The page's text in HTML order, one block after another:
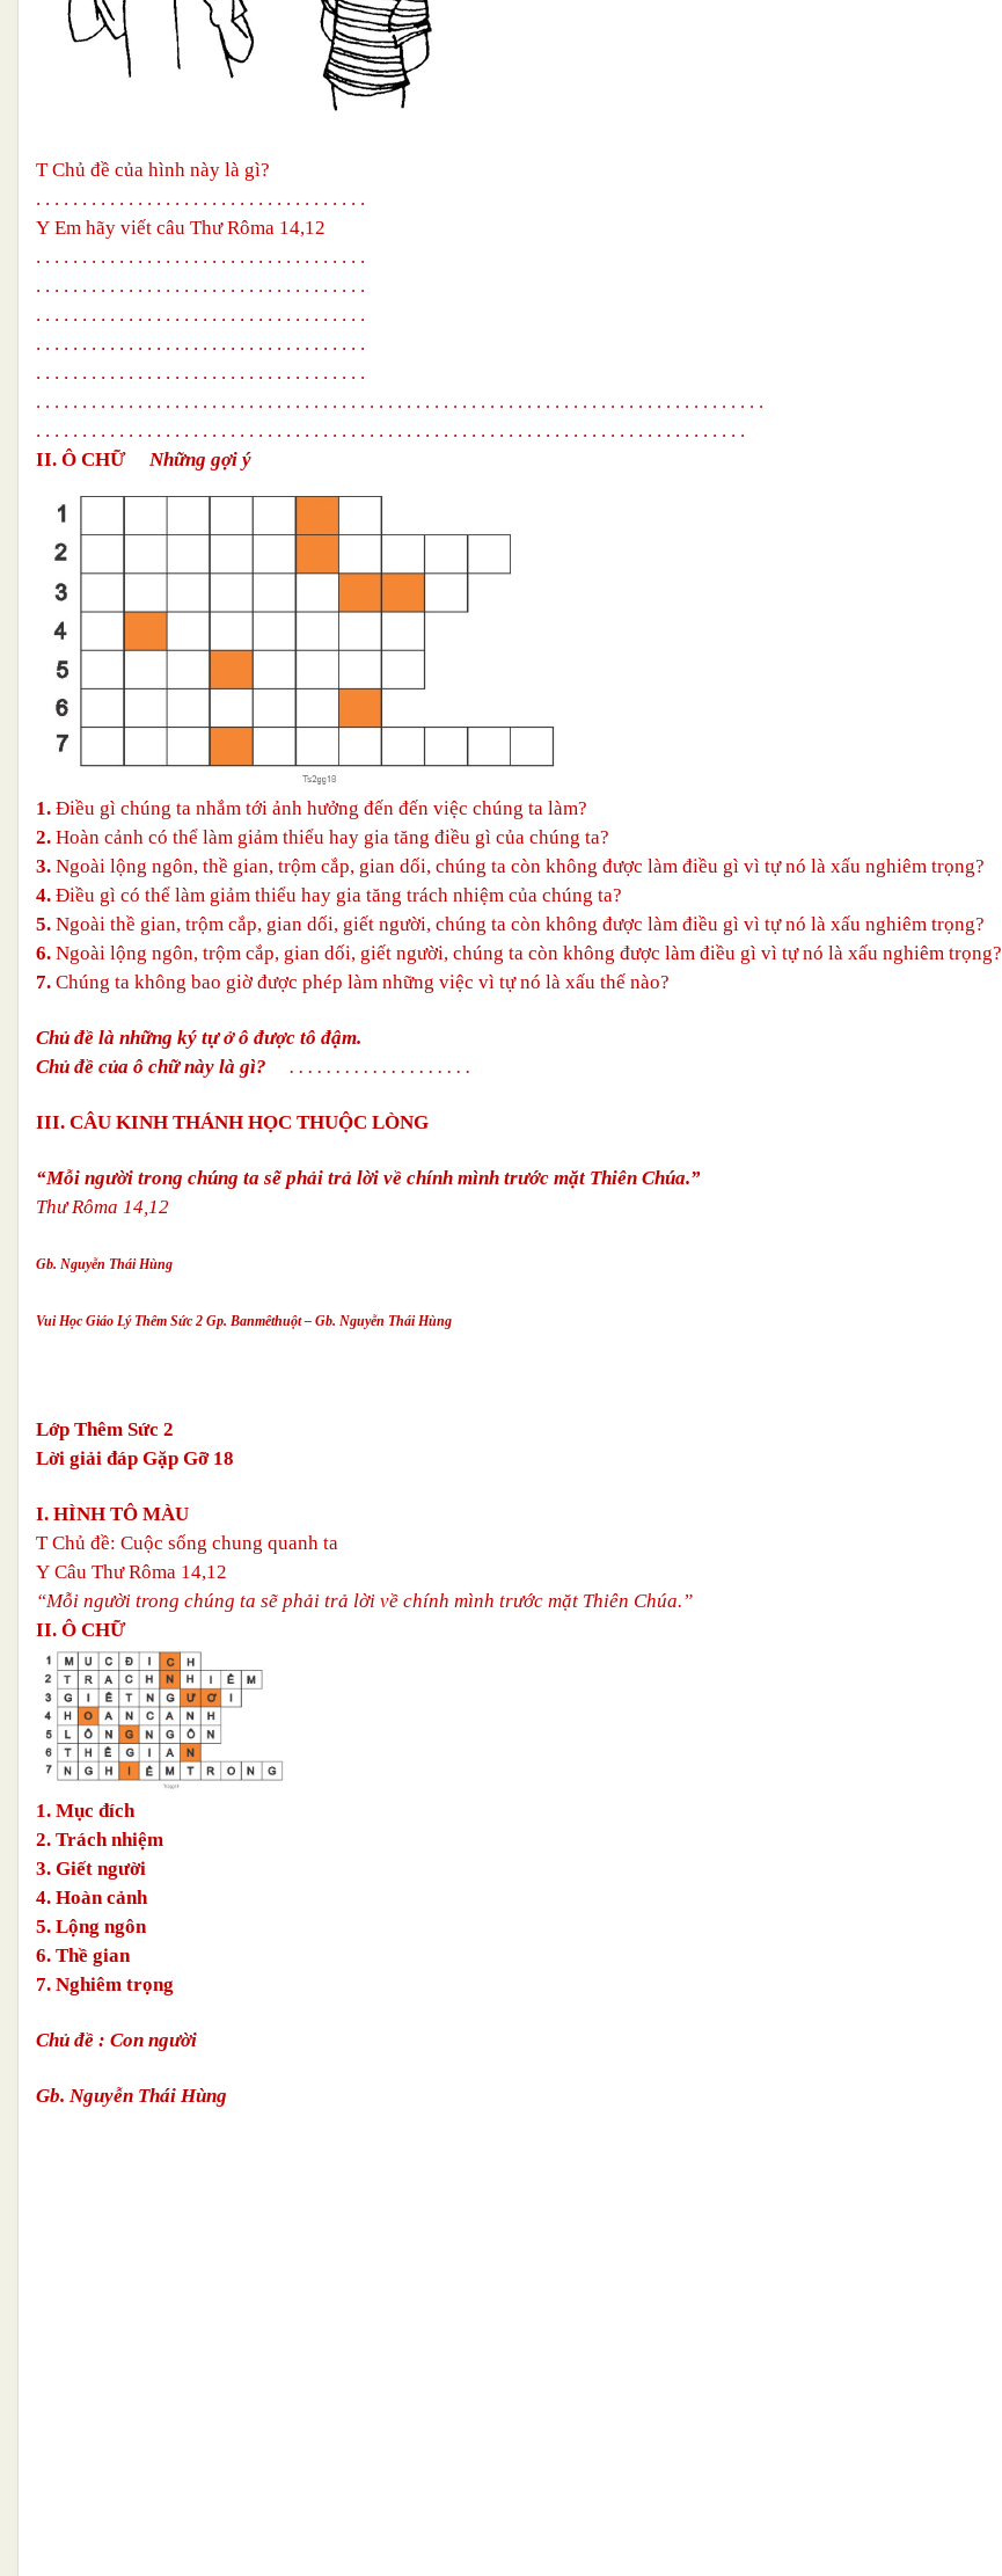
TChủ đề của hình này là gì?
. . . . . . . . . . . . . . . . . . . . . . . . . . . . . . . . . . . .
Y Em hãy viết câu Thư Rôma 14,12
. . . . . . . . . . . . . . . . . . . . . . . . . . . . . . . . . . . .
. . . . . . . . . . . . . . . . . . . . . . . . . . . . . . . . . . . .
. . . . . . . . . . . . . . . . . . . . . . . . . . . . . . . . . . . .
. . . . . . . . . . . . . . . . . . . . . . . . . . . . . . . . . . . .
. . . . . . . . . . . . . . . . . . . . . . . . . . . . . . . . . . . .
. . . . . . . . . . . . . . . . . . . . . . . . . . . . . . . . . . . . . . . . . . . . . . . . . . . . . . . . . . . . . . . . . . . . . . . . . . . . . . .
. . . . . . . . . . . . . . . . . . . . . . . . . . . . . . . . . . . . . . . . . . . . . . . . . . . . . . . . . . . . . . . . . . . . . . . . . . . . .
II. Ô CHỮ Những gợi ý
1. Điều gì chúng ta nhắm tới ảnh hưởng đến đến việc chúng ta làm?
2. Hoàn cảnh có thể làm giảm thiểu hay gia tăng điều gì của chúng ta?
3. Ngoài lộng ngôn, thề gian, trộm cắp, gian dối, chúng ta còn không được làm điều gì vì tự nó là xấu nghiêm trọng?
4. Điều gì có thể làm giảm thiểu hay gia tăng trách nhiệm của chúng ta?
5. Ngoài thề gian, trộm cắp, gian dối, giết người, chúng ta còn không được làm điều gì vì tự nó là xấu nghiêm trọng?
6. Ngoài lộng ngôn, trộm cắp, gian dối, giết người, chúng ta còn không được làm điều gì vì tự nó là xấu nghiêm trọng?
7. Chúng ta không bao giờ được phép làm những việc vì tự nó là xấu thế nào?
Chủ đề là những ký tự ở ô được tô đậm.
Chủ đề của ô chữ này là gì? . . . . . . . . . . . . . . . . . . . .
III. CÂU KINH THÁNH HỌC THUỘC LÒNG
“Mỗi người trong chúng ta sẽ phải trả lời về chính mình trước mặt Thiên Chúa.”
Thư Rôma 14,12
Gb. Nguyễn Thái Hùng
Vui Học Giáo Lý Thêm Sức 2 Gp. Banmêthuột – Gb. Nguyễn Thái Hùng
Lớp Thêm Sức 2
Lời giải đáp Gặp Gỡ 18
I. HÌNH TÔ MÀU
TChủ đề: Cuộc sống chung quanh ta
Y Câu Thư Rôma 14,12
“Mỗi người trong chúng ta sẽ phải trả lời về chính mình trước mặt Thiên Chúa.”
II. Ô CHỮ
1. Mục đích
2. Trách nhiệm
3. Giết người
4. Hoàn cảnh
5. Lộng ngôn
6. Thề gian
7. Nghiêm trọng
Chủ đề : Con người
Gb. Nguyễn Thái Hùng